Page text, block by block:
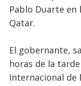
Pablo Duarte en
Qatar.
El gobernante,
horas de la
Internacional de